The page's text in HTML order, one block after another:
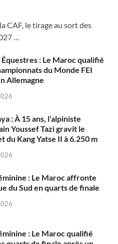
CAF, le tirage au sort des
…
: Le Maroc qualifié
du Monde FEI
Allemagne
: À 15 ans, l’alpiniste
Youssef Tazi gravit le
du Kang Yatse II à 6.250 m
: Le Maroc affronte
du Sud en quarts de finale
: Le Maroc qualifié